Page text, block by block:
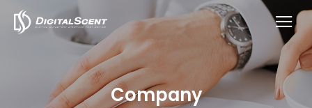
Company